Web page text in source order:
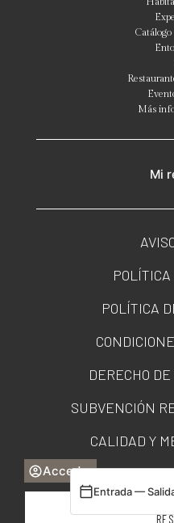
Acceder
Entrada —
Más
Mi
POLÍTICA
POLÍTICA
DERECHO
SUBVENCIÓN
CALIDAD Y
PORTAL DE